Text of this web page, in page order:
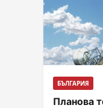
БЪЛГАРИЯ
Планова